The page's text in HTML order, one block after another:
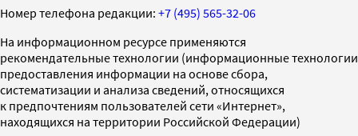
Номер телефона редакции: +7 (495) 565-32-06
На информационном ресурсе применяются
рекомендательные технологии (информационные технологии
предоставления информации на основе сбора,
систематизации и анализа сведений, относящихся
к предпочтениям пользователей сети «Интернет»,
находящихся на территории Российской Федерации)